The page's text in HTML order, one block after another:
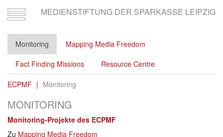
Toggle
navigation
MEDIENSTIFTUNG DER SPARKASSE LEIPZIG
Monitoring
Mapping Media Freedom
Fact Finding Missions
Resource Centre
ECPMF Monitoring
MONITORING
Monitoring-Projekte des ECPMF
Zu Mapping Media Freedom